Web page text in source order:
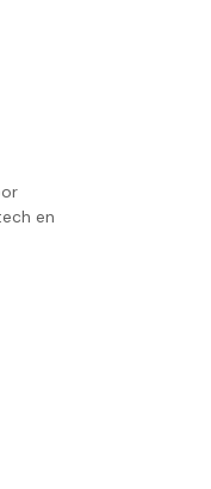
en